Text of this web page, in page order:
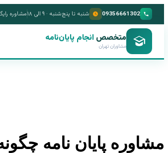
09356661302 شنبه تا پنج‌شنبه · ۹ الی ۱۸ مشاوره
متخصص انجام پایان‌نامه
مشاوران تهران
مشاوره پایان نامه